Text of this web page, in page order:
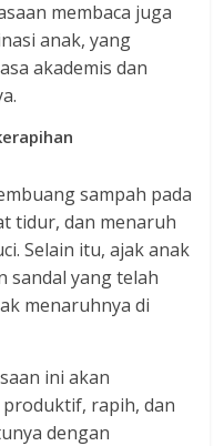
membaca juga
anak, yang
akademis dan
sampah pada
tidur, dan menaruh
Selain itu, ajak anak
sandal yang telah
menaruhnya di
ini akan
rapih, dan
dengan